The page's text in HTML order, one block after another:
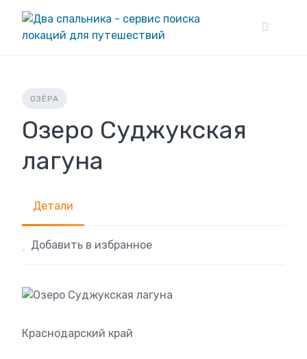
content
ОЗЁРА
Озеро Суджукская
лагуна
Детали
Добавить в избранное
Краснодарский край